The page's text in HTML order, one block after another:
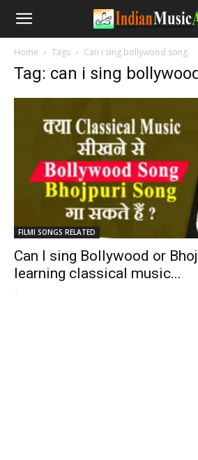
Home Tags Can i sing bollywood song
Tag: can i sing
FILMI SONGS RELATED
Can I sing Bollywood or
learning classical music...
-